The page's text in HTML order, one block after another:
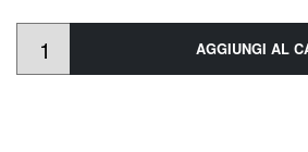
AGGIUNGI AL